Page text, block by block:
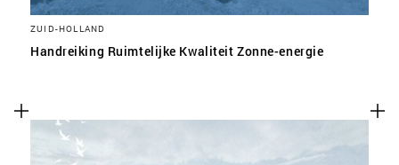
ZUID-HOLLAND
Handreiking Ruimtelijke Kwaliteit Zonne-energie